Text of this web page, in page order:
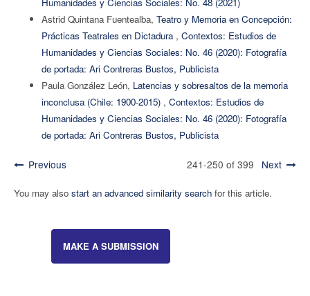
Humanidades y Ciencias Sociales: No. 48 (2021)
Astrid Quintana Fuentealba, Teatro y Memoria en Concepción:
Prácticas Teatrales en Dictadura , Contextos: Estudios de
Humanidades y Ciencias Sociales: No. 46 (2020): Fotografía
de portada: Ari Contreras Bustos, Publicista
Paula González León, Latencias y sobresaltos de la memoria
inconclusa (Chile: 1900-2015) , Contextos: Estudios de
Humanidades y Ciencias Sociales: No. 46 (2020): Fotografía
de portada: Ari Contreras Bustos, Publicista
Previous 241-250 of 399 Next
You may also start an advanced similarity searchfor this article.
MAKE A SUBMISSION